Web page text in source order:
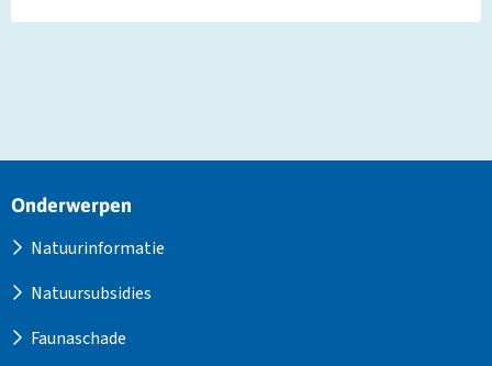
Site
Onderwerpen
Natuurinformatie
Natuursubsidies
Faunaschade